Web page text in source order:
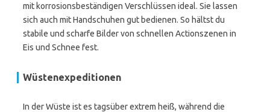
mit korrosionsbeständigen Verschlüssen ideal. Sie lassen
sich auch mit Handschuhen gut bedienen. So hältst du
stabile und scharfe Bilder von schnellen Actionszenen in
Eis und Schnee fest.
Wüstenexpeditionen
In der Wüste ist es tagsüber extrem heiß, während die